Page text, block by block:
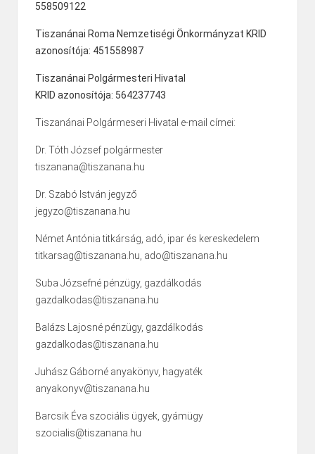
558509122
Tiszanánai Roma Nemzetiségi Önkormányzat KRID
azonosítója: 451558987
Tiszanánai Polgármesteri Hivatal
KRID azonosítója: 564237743
Tiszanánai Polgármeseri Hivatal e-mail címei:
Dr. Tóth József polgármester
tiszanana@tiszanana.hu
Dr. Szabó István jegyző
jegyzo@tiszanana.hu
Német Antónia titkárság, adó, ipar és kereskedelem
titkarsag@tiszanana.hu, ado@tiszanana.hu
Suba Józsefné pénzügy, gazdálkodás
gazdalkodas@tiszanana.hu
Balázs Lajosné pénzügy, gazdálkodás
gazdalkodas@tiszanana.hu
Juhász Gáborné anyakönyv, hagyaték
anyakonyv@tiszanana.hu
Barcsik Éva szociális ügyek, gyámügy
szocialis@tiszanana.hu